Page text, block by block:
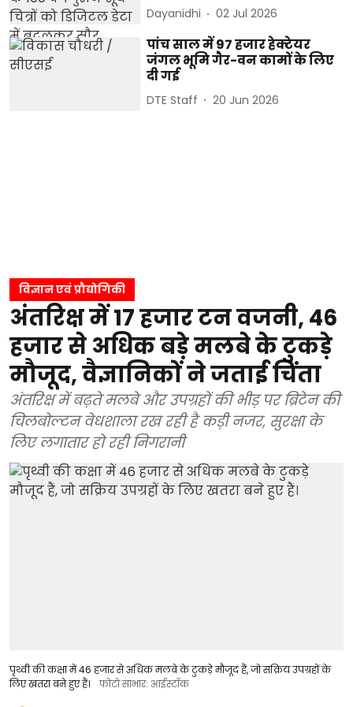
Dayanidhi 02 Jul 2026
पांच साल में 97 हजार हेक्टेयर
जंगल भूमि गैर-वन कामों के लिए
दी गई
DTE Staff 20 Jun 2026
विज्ञान एवं प्रौद्योगिकी
अंतरिक्ष में 17 हजार टन वजनी, 46
हजार से अधिक बड़े मलबे के टुकड़े
मौजूद, वैज्ञानिकों ने जताई चिंता
अंतरिक्ष में बढ़ते मलबे और उपग्रहों की भीड़ पर ब्रिटेन की
चिलबोल्टन वेधशाला रख रही है कड़ी नजर, सुरक्षा के
लिए लगातार हो रही निगरानी
पृथ्वी की कक्षा में 46 हजार से अधिक मलबे के टुकड़े मौजूद हैं, जो सक्रिय उपग्रहों के
लिए खतरा बने हुए हैं।
फोटो साभार: आईस्टॉक